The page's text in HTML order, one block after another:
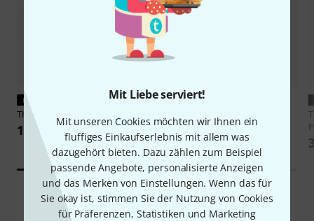
Mit Liebe serviert!
Mit unseren Cookies möchten wir Ihnen ein
fluffiges Einkaufserlebnis mit allem was
dazugehört bieten. Dazu zählen zum Beispiel
passende Angebote, personalisierte Anzeigen
und das Merken von Einstellungen. Wenn das für
Sie okay ist, stimmen Sie der Nutzung von Cookies
für Präferenzen, Statistiken und Marketing
PASST GARANTIERT
Thon
149 €
PASST GARANTIERT
Phenol
22,50 €